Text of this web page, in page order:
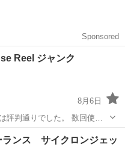
ケルヒャー K3 Hose Reel ジャンク
8月6日
らなくなりなした。 保証
いくらかかるか分からない
ケルヒャー
ランス サイクロンジェッ